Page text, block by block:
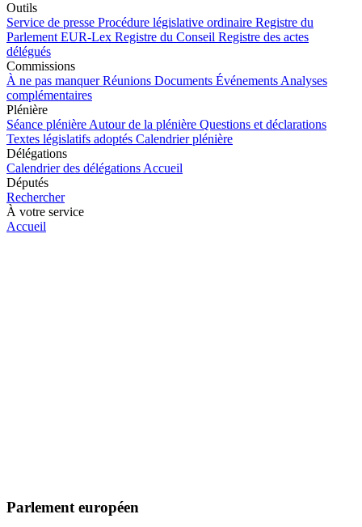
Outils
Service de presse Procédure législative ordinaire Registre du
Parlement EUR-Lex Registre du Conseil Registre des actes
délégués
Commissions
À ne pas manquer Réunions Documents Événements Analyses
complémentaires
Plénière
Séance plénière Autour de la plénière Questions et déclarations
Textes législatifs adoptés Calendrier plénière
Délégations
Calendrier des délégations Accueil
Députés
Rechercher
À votre service
Accueil
Parlement européen